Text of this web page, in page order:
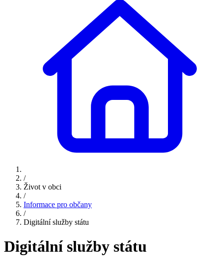
/
Život v obci
/
Informace pro občany
/
Digitální služby státu
Digitální služby státu